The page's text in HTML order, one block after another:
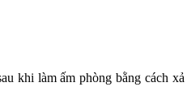
khi làm ấm phòng bằng cách